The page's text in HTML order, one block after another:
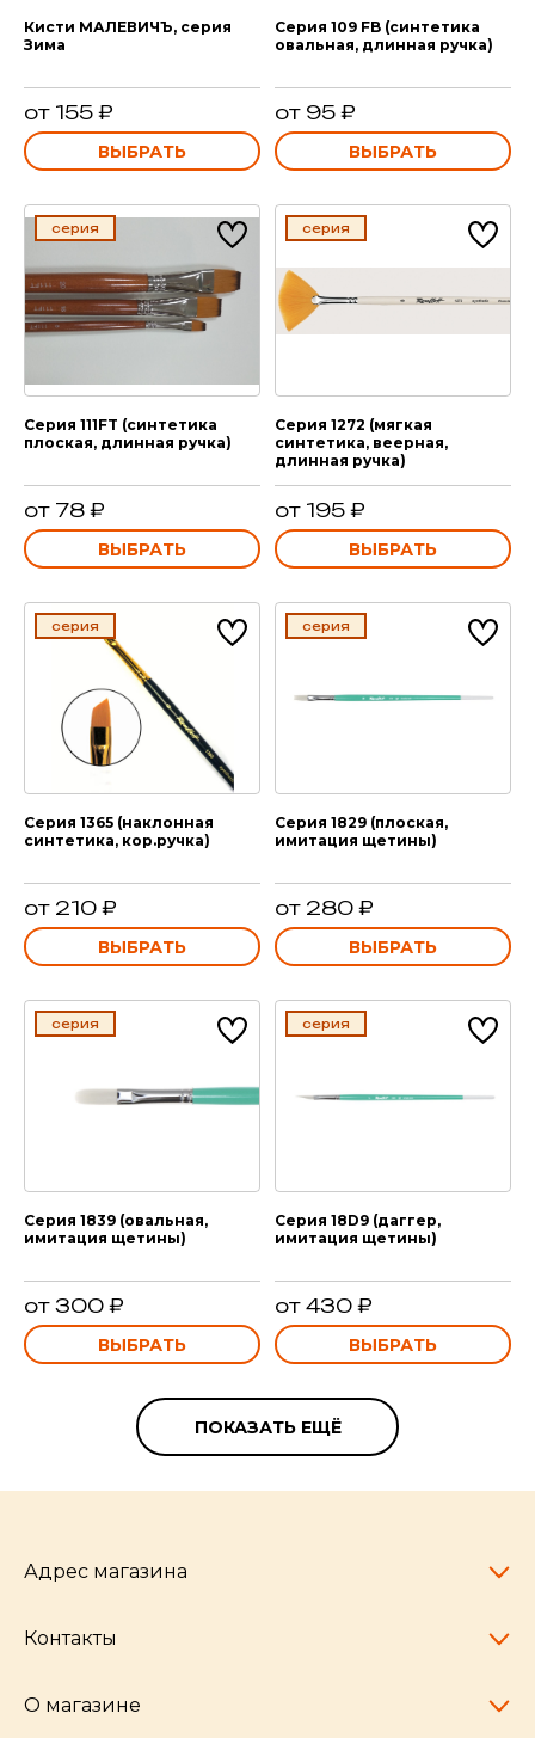
Кисти МАЛЕВИЧЪ, серия
Зима
от 155 ₽
ВЫБРАТЬ
Серия 109 FB (синтетика
овальная, длинная ручка)
от 95 ₽
ВЫБРАТЬ
серия
Серия 111FT (синтетика
плоская, длинная ручка)
от 78 ₽
ВЫБРАТЬ
серия
Серия 1272 (мягкая
синтетика, веерная,
длинная ручка)
от 195 ₽
ВЫБРАТЬ
серия
Серия 1365 (наклонная
синтетика, кор.ручка)
от 210 ₽
ВЫБРАТЬ
серия
Серия 1829 (плоская,
имитация щетины)
от 280 ₽
ВЫБРАТЬ
серия
Серия 1839 (овальная,
имитация щетины)
от 300 ₽
ВЫБРАТЬ
серия
Серия 18D9 (даггер,
имитация щетины)
от 430 ₽
ВЫБРАТЬ
ПОКАЗАТЬ ЕЩЁ
Адрес магазина
Челябинск,
Контакты
pocherkartshop@mail.ru
О магазине